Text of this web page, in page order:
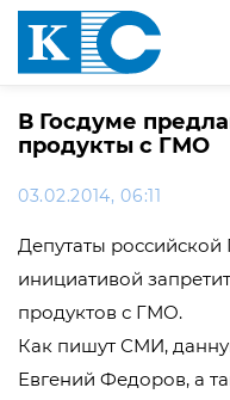
В Госдуме
продукты с ГМО
03.02.2014, 06:11
Депутаты российской
инициативой
продуктов с ГМО.
Как пишут СМИ,
Евгений Федоров, а